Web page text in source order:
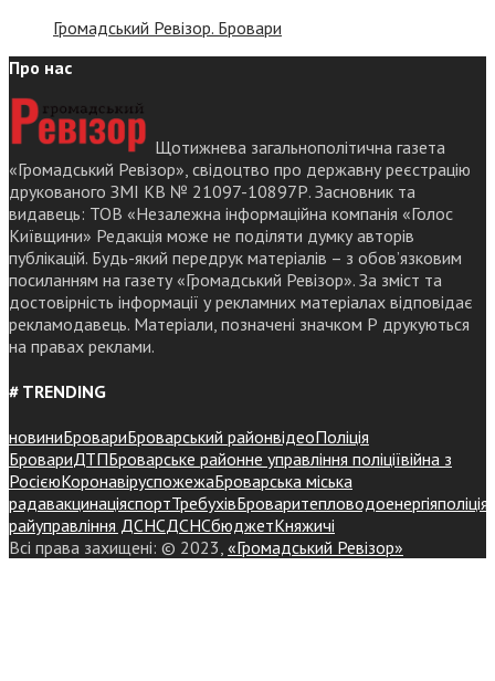
Громадський Ревізор. Бровари
Про нас
Щотижнева загальнополітична газета
«Громадський Ревізор», свідоцтво про державну реєстрацію
друкованого ЗМІ КВ № 21097-10897Р. Засновник та
видавець: ТОВ «Незалежна інформаційна компанія «Голос
Київщини» Редакція може не поділяти думку авторів
публікацій. Будь-який передрук матеріалів – з обов’язковим
посиланням на газету «Громадський Ревізор». За зміст та
достовірність інформації у рекламних матеріалах відповідає
рекламодавець. Матеріали, позначені значком Р друкуються
на правах реклами.
# TRENDING
новиниБровариБроварський районвідеоПоліція
БровариДТПБроварське районне управління поліціївійна з
РосієюКоронавіруспожежаБроварська міська
радавакцинаціяспортТребухівБроваритепловодоенергіяполіція
райуправління ДСНСДСНСбюджетКняжичі
Всі права захищені: © 2023, «Громадський Ревізор»